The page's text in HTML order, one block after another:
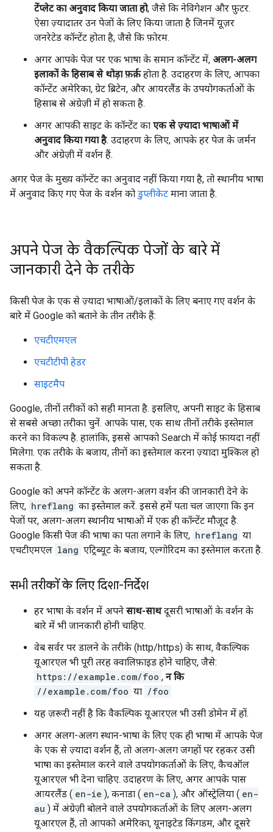
टेंप्लेट का अनुवाद किया जाता हो, जैसे कि नेविगेशन और फ़ुटर.
ऐसा ज़्यादातर उन पेजों के लिए किया जाता है जिनमें यूज़र
जनरेटेड कॉन्टेंट होता है, जैसे कि फ़ोरम.
अगर आपके पेज पर एक भाषा के समान कॉन्टेंट में, अलग-अलग
इलाकों के हिसाब से थोड़ा फ़र्क़होता है. उदाहरण के लिए, आपका
कॉन्टेंट अमेरिका, ग्रेट ब्रिटेन, और आयरलैंड के उपयोगकर्ताओं के
हिसाब से अंग्रेज़ी में हो सकता है.
अगर आपकी साइट के कॉन्टेंट का एक से ज़्यादा भाषाओं में
अनुवाद किया गया है. उदाहरण के लिए, आपके हर पेज के जर्मन
और अंग्रेज़ी में वर्शन हैं.
अगर पेज के मुख्य कॉन्टेंट का अनुवाद नहीं किया गया है, तो स्थानीय भाषा
में अनुवाद किए गए पेज के वर्शन को डुप्लीकेट माना जाता है.
अपने पेज के वैकल्पिक पेजों के बारे में
जानकारी देने के तरीके
किसी पेज के एक से ज़्यादा भाषाओं/इलाकों के लिए बनाए गए वर्शन के
बारे में Google को बताने के तीन तरीके हैं:
एचटीएमएल
एचटीटीपी हेडर
साइटमैप
Google, तीनों तरीकों को सही मानता है. इसलिए, अपनी साइट के हिसाब
से सबसे अच्छा तरीका चुनें. आपके पास, एक साथ तीनों तरीके इस्तेमाल
करने का विकल्प है. हालांकि, इससे आपको Search में कोई फ़ायदा नहीं
मिलेगा. एक तरीके के बजाय, तीनों का इस्तेमाल करना ज़्यादा मुश्किल हो
सकता है.
Google को अपने कॉन्टेंट के अलग-अलग वर्शन की जानकारी देने के
लिए, hreflang का इस्तेमाल करें. इससे हमें पता चल जाएगा कि इन
पेजों पर, अलग-अलग स्थानीय भाषाओं में एक ही कॉन्टेंट मौजूद है.
Google किसी पेज की भाषा का पता लगाने के लिए, hreflang या
एचटीएमएल lang एट्रिब्यूट के बजाय, एल्गोरिदम का इस्तेमाल करता है.
सभी तरीकों के लिए दिशा-निर्देश
हर भाषा के वर्शन में अपने साथ-साथदूसरी भाषाओं के वर्शन के
बारे में भी जानकारी होनी चाहिए.
वेब सर्वर पर डालने के तरीके (http/https) के साथ, वैकल्पिक
यूआरएल भी पूरी तरह क्वालिफ़ाइड होने चाहिए, जैसे:
https://example.com/foo , न कि
//example.com/foo या /foo
यह ज़रूरी नहीं है कि वैकल्पिक यूआरएल भी उसी डोमेन में हों.
अगर अलग-अलग स्थान-भाषा के लिए एक ही भाषा में आपके पेज
के एक से ज़्यादा वर्शन हैं, तो अलग-अलग जगहों पर रहकर उसी
भाषा का इस्तेमाल करने वाले उपयोगकर्ताओं के लिए, कैचऑल
यूआरएल भी देना चाहिए. उदाहरण के लिए, अगर आपके पास
आयरलैंड ( en-ie ), कनाडा ( en-ca ), और ऑस्ट्रेलिया ( en-
au ) में अंग्रेज़ी बोलने वाले उपयोगकर्ताओं के लिए अलग-अलग
यूआरएल हैं, तो आपको अमेरिका, यूनाइटेड किंगडम, और दूसरे